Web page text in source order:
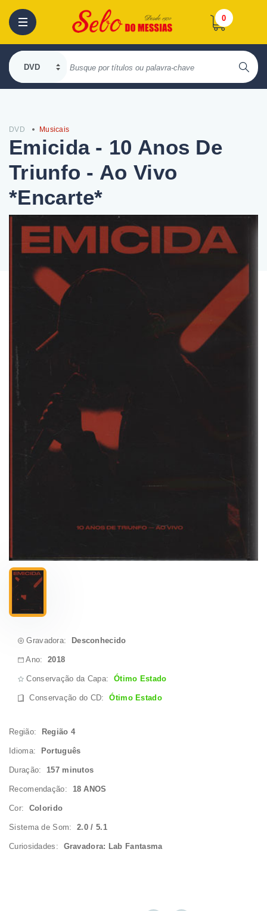
0
DVD Musicais
Emicida - 10 Anos De
Triunfo - Ao Vivo
*Encarte*
Gravadora: Desconhecido
Ano:2018
Conservação da Capa: Ótimo Estado
Conservação do CD:Ótimo Estado
Região: Região 4
Idioma: Português
Duração: 157 minutos
Recomendação: 18 ANOS
Cor: Colorido
Sistema de Som:2.0 / 5.1
Curiosidades: Gravadora: Lab Fantasma